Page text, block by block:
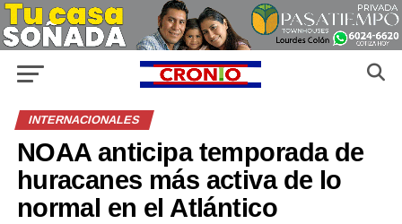
INTERNACIONALES
NOAA anticipa temporada de
huracanes más activa de lo
normal en el Atlántico